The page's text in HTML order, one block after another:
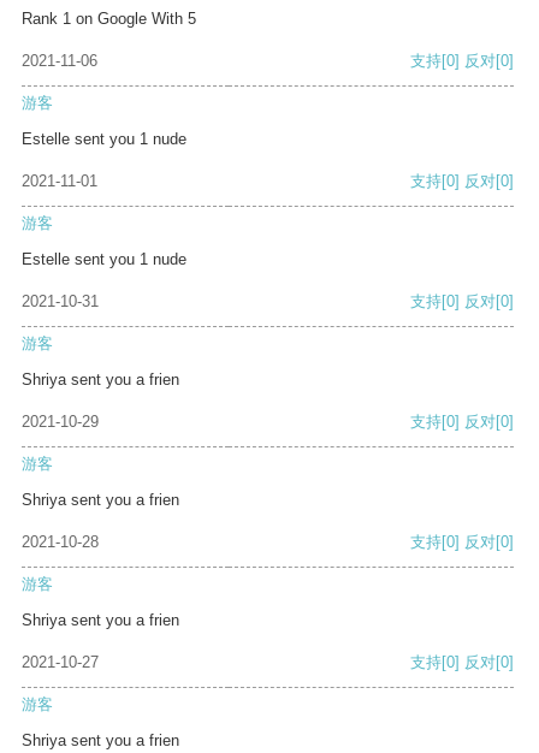
Rank 1 on Google With 5
2021-11-06 支持[0] 反对[0]
游客
Estelle sent you 1 nude
2021-11-01 支持[0] 反对[0]
游客
Estelle sent you 1 nude
2021-10-31 支持[0] 反对[0]
游客
Shriya sent you a frien
2021-10-29 支持[0] 反对[0]
游客
Shriya sent you a frien
2021-10-28 支持[0] 反对[0]
游客
Shriya sent you a frien
2021-10-27 支持[0] 反对[0]
游客
Shriya sent you a frien